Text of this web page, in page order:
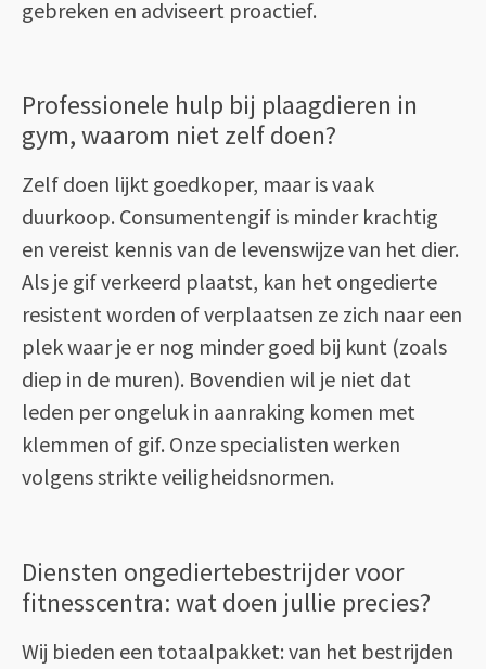
gebreken en adviseert proactief.
Professionele hulp bij plaagdieren in
gym, waarom niet zelf doen?
Zelf doen lijkt goedkoper, maar is vaak
duurkoop. Consumentengif is minder krachtig
en vereist kennis van de levenswijze van het dier.
Als je gif verkeerd plaatst, kan het ongedierte
resistent worden of verplaatsen ze zich naar een
plek waar je er nog minder goed bij kunt (zoals
diep in de muren). Bovendien wil je niet dat
leden per ongeluk in aanraking komen met
klemmen of gif. Onze specialisten werken
volgens strikte veiligheidsnormen.
Diensten ongediertebestrijder voor
fitnesscentra: wat doen jullie precies?
Wij bieden een totaalpakket: van het bestrijden